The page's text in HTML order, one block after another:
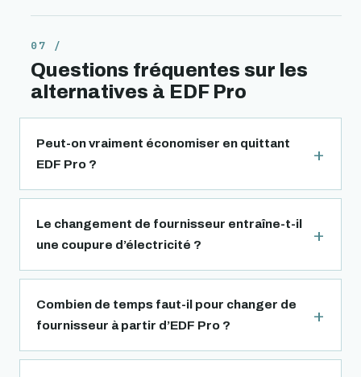
Questions fréquentes sur les
alternatives à EDF Pro
Peut-on vraiment économiser en quittant
EDF Pro ?
Le changement de fournisseur entraîne-t-il
une coupure d’électricité ?
Combien de temps faut-il pour changer de
fournisseur à partir d’EDF Pro ?